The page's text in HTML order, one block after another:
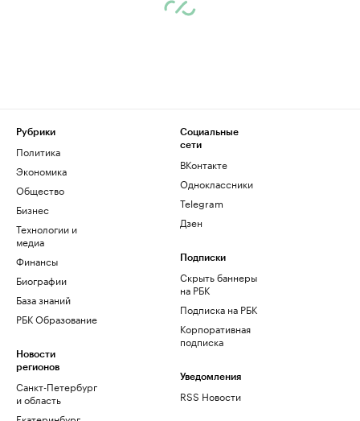
Рубрики
Политика
Экономика
Общество
Бизнес
Технологии и
медиа
Финансы
Биографии
База знаний
РБК Образование
Новости
регионов
Санкт-Петербург
и область
Социальные
сети
ВКонтакте
Одноклассники
Telegram
Дзен
Подписки
Скрыть баннеры
на РБК
Подписка на РБК
Корпоративная
подписка
Уведомления
RSS Новости